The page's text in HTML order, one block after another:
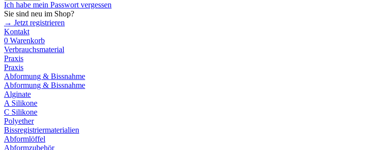
Ich habe mein Passwort vergessen
Sie sind neu im Shop?
→ Jetzt registrieren
Kontakt
0 Warenkorb
Verbrauchsmaterial
Praxis
Praxis
Abformung & Bissnahme
Abformung & Bissnahme
Alginate
A Silikone
C Silikone
Polyether
Bissregistriermaterialien
Abformlöffel
Abformzubehör